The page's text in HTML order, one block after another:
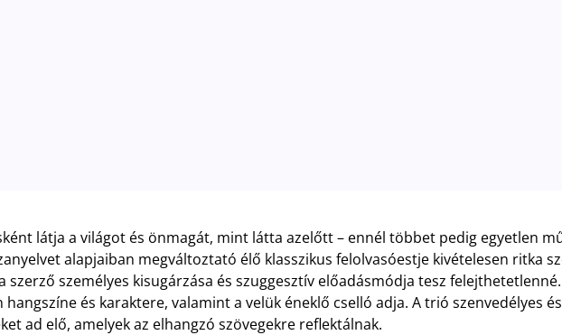
látja a világot és önmagát, mint látta azelőtt – ennél többet pedig egyetlen
alapjaiban megváltoztató élő klasszikus felolvasóestje kivételesen ritka
személyes kisugárzása és szuggesztív előadásmódja tesz
és karaktere, valamint a velük éneklő cselló adja. A trió szenvedélyes
ad elő, amelyek az elhangzó szövegekre reflektálnak.